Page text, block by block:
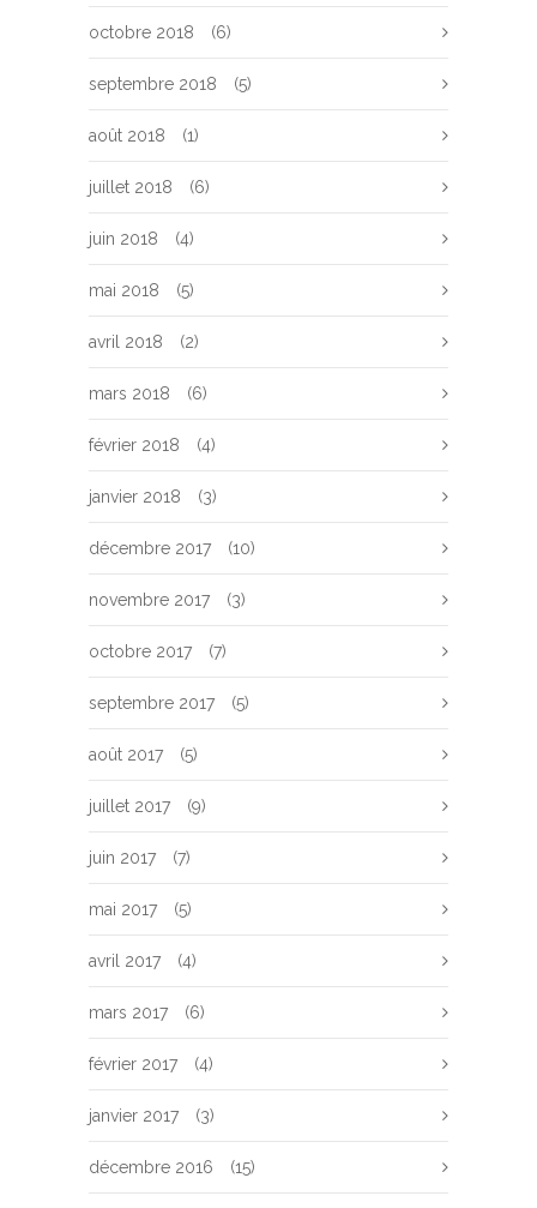
octobre 2018 (6)
septembre 2018 (5)
août 2018 (1)
juillet 2018 (6)
juin 2018 (4)
mai 2018 (5)
avril 2018 (2)
mars 2018 (6)
février 2018 (4)
janvier 2018 (3)
décembre 2017 (10)
novembre 2017 (3)
octobre 2017 (7)
septembre 2017 (5)
août 2017 (5)
juillet 2017 (9)
juin 2017 (7)
mai 2017 (5)
avril 2017 (4)
mars 2017 (6)
février 2017 (4)
janvier 2017 (3)
décembre 2016 (15)